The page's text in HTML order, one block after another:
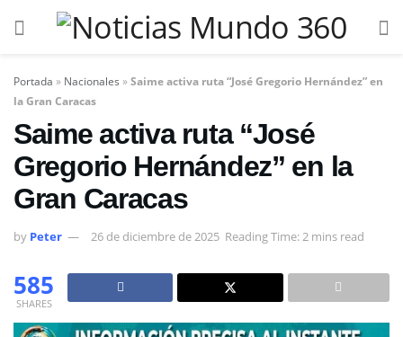
Portada » Nacionales »Saime activa ruta “José Gregorio Hernández” en
la Gran Caracas
Saime activa ruta “José
Gregorio Hernández” en la
Gran Caracas
by Peter 26 de diciembre de 2025 Reading Time: 2 mins read
585
SHARES